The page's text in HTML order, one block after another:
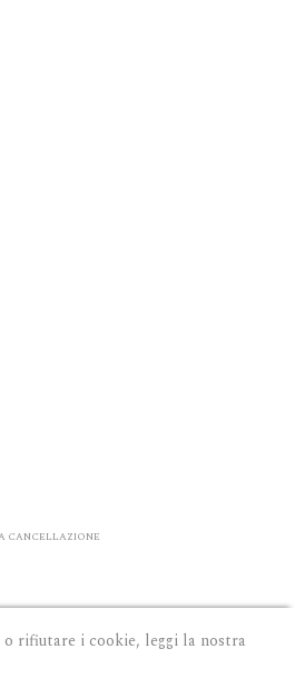
CANCELLAZIONE
rifiutare i cookie, leggi la nostra